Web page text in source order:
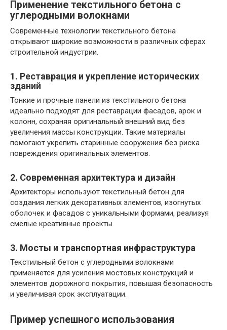
Применение текстильного бетона с
углеродными волокнами
Современные технологии текстильного бетона
открывают широкие возможности в различных сферах
строительной индустрии.
1. Реставрация и укрепление исторических
зданий
Тонкие и прочные панели из текстильного бетона
идеально подходят для реставрации фасадов, арок и
колонн, сохраняя оригинальный внешний вид без
увеличения массы конструкции. Такие материалы
помогают укрепить старинные сооружения без риска
повреждения оригинальных элементов.
2. Современная архитектура и дизайн
Архитекторы используют текстильный бетон для
создания легких декоративных элементов, изогнутых
оболочек и фасадов с уникальными формами, реализуя
смелые креативные проекты.
3. Мосты и транспортная инфраструктура
Текстильный бетон с углеродными волокнами
применяется для усиления мостовых конструкций и
элементов дорожного покрытия, повышая безопасность
и увеличивая срок эксплуатации.
Пример успешного использования